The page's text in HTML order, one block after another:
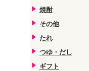
焼酎
その他
たれ
つゆ・だし
ギフト